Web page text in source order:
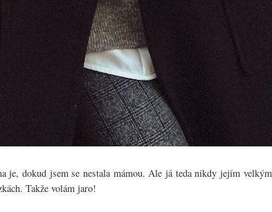
je, dokud jsem se nestala mámou. Ale já teda nikdy jejím
Takže volám jaro!